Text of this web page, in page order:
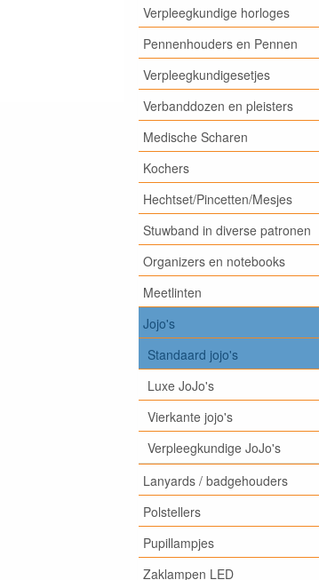
Verpleegkundige horloges
Pennenhouders en Pennen
Verpleegkundigesetjes
Verbanddozen en pleisters
Medische Scharen
Kochers
Hechtset/Pincetten/Mesjes
Stuwband in diverse patronen
Organizers en notebooks
Meetlinten
Jojo's
Standaard jojo's
Luxe JoJo's
Vierkante jojo's
Verpleegkundige JoJo's
Lanyards / badgehouders
Polstellers
Pupillampjes
Zaklampen LED